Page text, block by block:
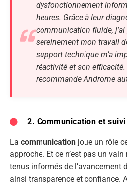
dysfonctionnement
heures. Grâce à leur
communication fluide,
sereinement mon travail
support technique m’a
réactivité et son efficacité.
recommande Androme
2. Communication et
La communication joue un rôle
approche. Et ce n’est pas un
tenus informés de l’avancement
ainsi transparence et confiance.